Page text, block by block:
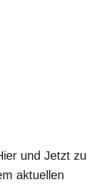
und Jetzt zu
aktuellen